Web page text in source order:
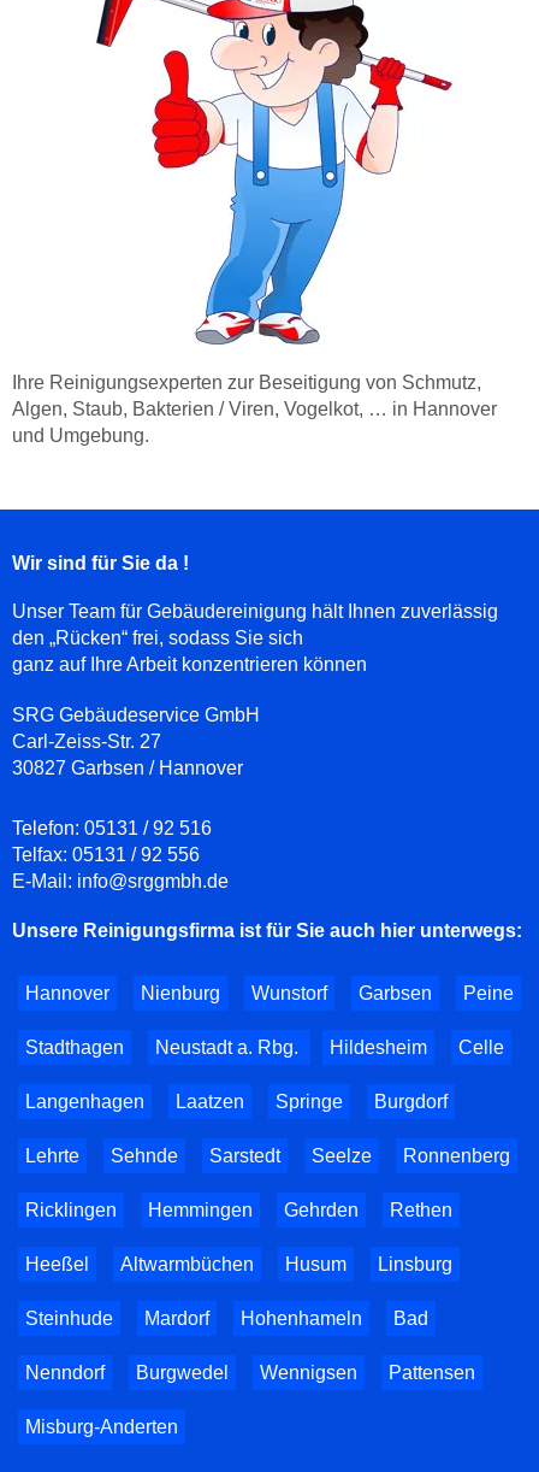
Ihre Reinigungsexperten zur Beseitigung von Schmutz,
Algen, Staub, Bakterien / Viren, Vogelkot, … in Hannover
und Umgebung.
Wir sind für Sie da !
Unser Team für Gebäudereinigung hält Ihnen zuverlässig
den „Rücken“ frei, sodass Sie sich
ganz auf Ihre Arbeit konzentrieren können
SRG Gebäudeservice GmbH
Carl-Zeiss-Str. 27
30827 Garbsen / Hannover
Telefon: 05131 / 92 516
Telfax: 05131 / 92 556
E-Mail: info@srggmbh.de
Unsere Reinigungsfirma ist für Sie auch hier unterwegs:
Hannover Nienburg Wunstorf Garbsen Peine
Stadthagen Neustadt a. Rbg. Hildesheim Celle
Langenhagen Laatzen Springe Burgdorf
Lehrte Sehnde Sarstedt Seelze Ronnenberg
Ricklingen Hemmingen Gehrden Rethen
Heeßel Altwarmbüchen Husum Linsburg
Steinhude Mardorf Hohenhameln Bad
Nenndorf Burgwedel Wennigsen Pattensen
Misburg-Anderten